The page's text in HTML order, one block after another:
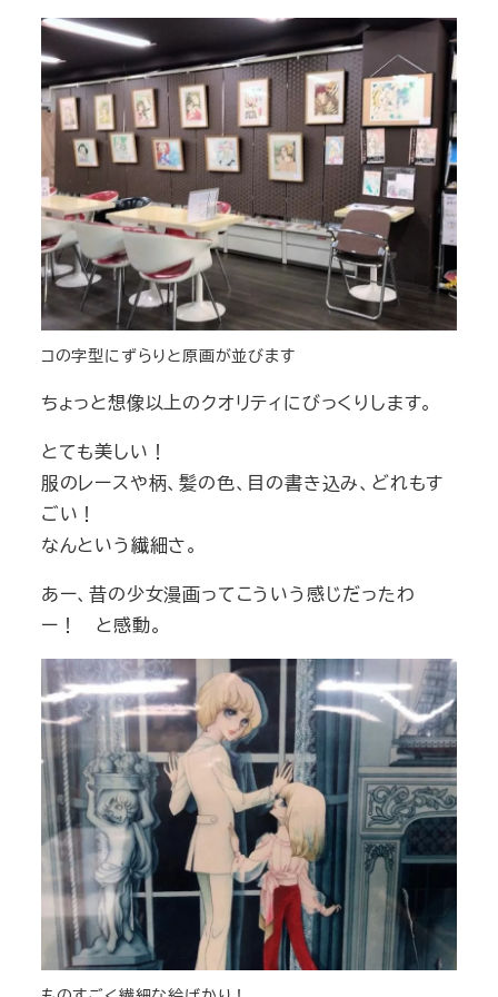
コの字型にずらりと原画が並びます
ちょっと想像以上のクオリティにびっくりします。
とても美しい！
服のレースや柄、髪の色、目の書き込み、どれもす
ごい！
なんという繊細さ。
あー、昔の少女漫画ってこういう感じだったわ
ー！ と感動。